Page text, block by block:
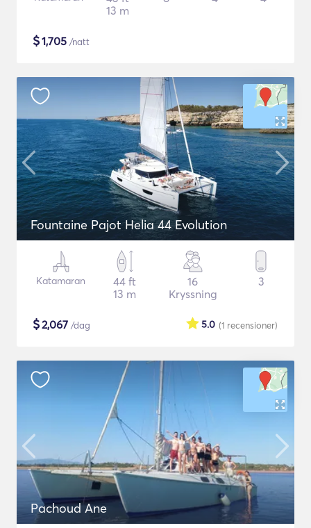
13 m
$1,705 /natt
Fountaine Pajot Helia 44 Evolution
Katamaran
44 ft
13 m
16
Kryssning
3
$2,067 /dag (1 recensioner)
5.0
Pachoud Ane